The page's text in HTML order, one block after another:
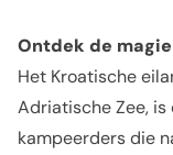
Ontdek de
Het Kroatische
Adriatische Zee,
kampeerders die